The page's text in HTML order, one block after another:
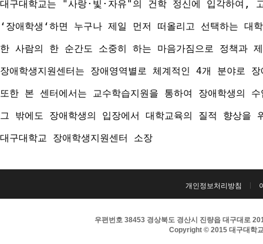
대구대학교는 "사랑·빛·자유"의 건학 정신에 입각하여,
‘장애학생‘하면 누구나 제일 먼저 떠올리고 선택하는 대
한 사람의 한 순간도 소중히 하는 마음가짐으로 정책과
장애학생지원센터는 장애영역별로 체계적인 4개 분야
또한 본 센터에서는 교수학습지원을 통하여 장애학생의
그 밖에도 장애학생의 입장에서 대학교육의 질적 향상
대구대학교 장애학생지원센터 소장
개인정보처리방침
우편번호 38453 경상북도 경산시 진량읍 대구대로
Copyright © 2015 대구대학